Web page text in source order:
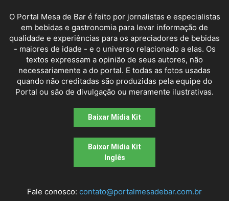
O Portal Mesa de Bar é feito por jornalistas e especialistas
em bebidas e gastronomia para levar informação de
qualidade e experiências para os apreciadores de bebidas
- maiores de idade - e o universo relacionado a elas. Os
textos expressam a opinião de seus autores, não
necessariamente a do portal. E todas as fotos usadas
quando não creditadas são produzidas pela equipe do
Portal ou são de divulgação ou meramente ilustrativas.
Baixar Mídia Kit
Baixar Mídia Kit
Inglês
Fale conosco: contato@portalmesadebar.com.br